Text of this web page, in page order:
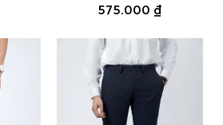
575.000 ₫